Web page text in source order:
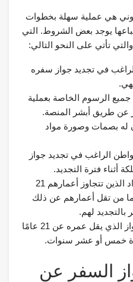
هي عملية سهلة بخطوات
يوجد بعض الشروط. التي
تأتي على النحو التالي:
في تجديد جواز سفره
الرسوم الخاصة بعملية
عن طريق أبشر المنصة.
له بصمات وصورة مواد
الراغب في تجديد جواز
أثناء فترة التجديد.
ينبغي أيضًا أن يقوم الأفراد الذين تتجاوز أعمارهم 21
من تقل أعمارهم عن ذلك
بالتجديد لهم.
يستطيع كذلك حامل الجواز الذي يقل عمره عن 21 عامًا
خمس أو عشر سنوات.
السفر عن